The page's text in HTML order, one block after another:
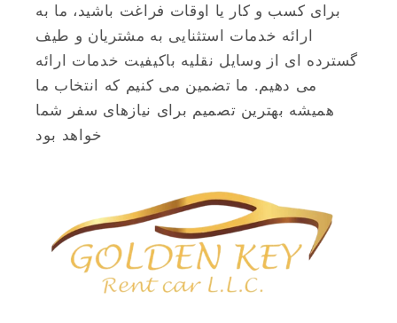
برای کسب و کار یا اوقات فراغت باشید، ما به
ارائه خدمات استثنایی به مشتریان و طیف
گسترده ای از وسایل نقلیه باکیفیت خدمات ارائه
می دهیم. ما تضمین می کنیم که انتخاب ما
همیشه بهترین تصمیم برای نیازهای سفر شما
خواهد بود